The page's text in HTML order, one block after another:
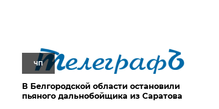
ЧП
В Белгородской области остановили
пьяного дальнобойщика из Саратова